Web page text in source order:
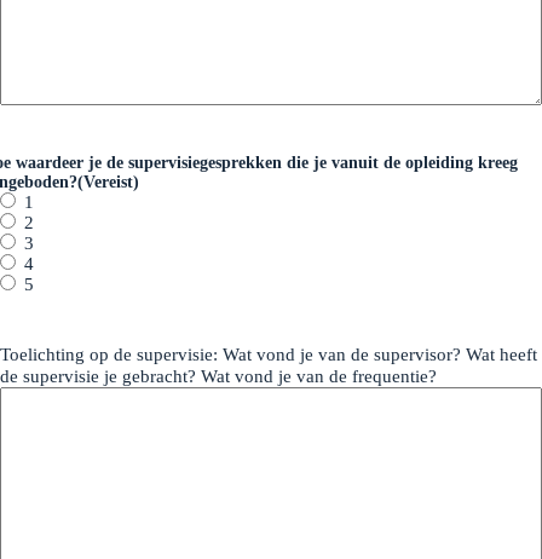
waardeer je de supervisiegesprekken die je vanuit de opleiding kreeg
(Vereist)
1
2
3
4
5
Toelichting op de supervisie: Wat vond je van de supervisor? Wat heeft
de supervisie je gebracht? Wat vond je van de frequentie?